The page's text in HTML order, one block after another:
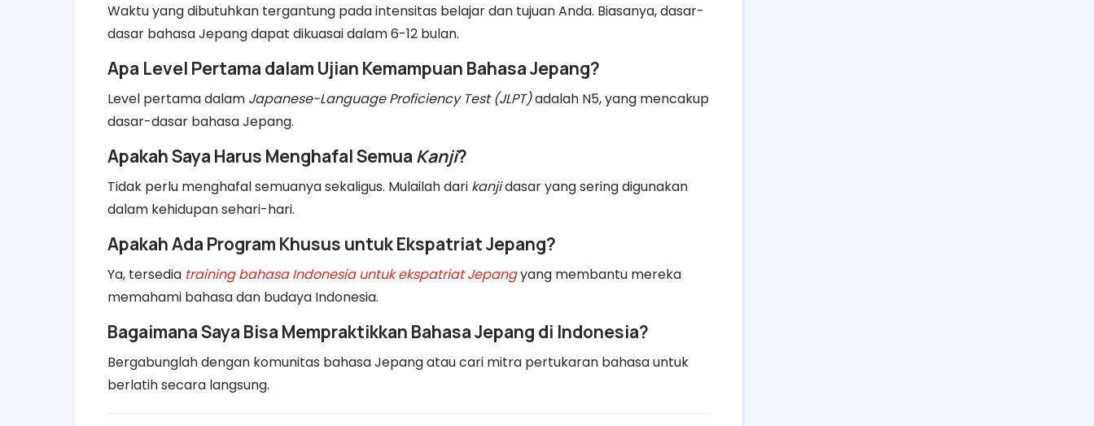
Waktu yang dibutuhkan tergantung pada intensitas belajar dan tujuan Anda. Biasanya, dasar-
dasar bahasa Jepang dapat dikuasai dalam 6-12 bulan.
Apa Level Pertama dalam Ujian Kemampuan Bahasa Jepang?
Level pertama dalam Japanese-Language Proficiency Test (JLPT)adalah N5, yang mencakup
dasar-dasar bahasa Jepang.
Apakah Saya Harus Menghafal Semua Kanji?
Tidak perlu menghafal semuanya sekaligus. Mulailah dari kanjidasar yang sering digunakan
dalam kehidupan sehari-hari.
Apakah Ada Program Khusus untuk Ekspatriat Jepang?
Ya, tersedia training bahasa Indonesia untuk ekspatriat Jepangyang membantu mereka
memahami bahasa dan budaya Indonesia.
Bagaimana Saya Bisa Mempraktikkan Bahasa Jepang di Indonesia?
Bergabunglah dengan komunitas bahasa Jepang atau cari mitra pertukaran bahasa untuk
berlatih secara langsung.